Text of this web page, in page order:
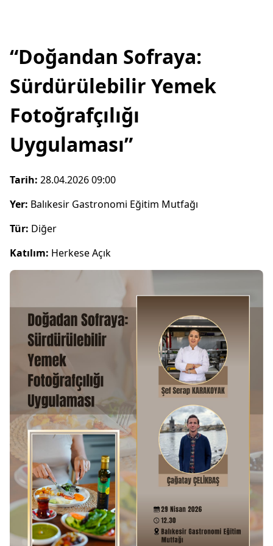
“Doğandan Sofraya:
Sürdürülebilir Yemek
Fotoğrafçılığı
Uygulaması”
Tarih: 28.04.2026 09:00
Yer: Balıkesir Gastronomi Eğitim Mutfağı
Tür: Diğer
Katılım: Herkese Açık